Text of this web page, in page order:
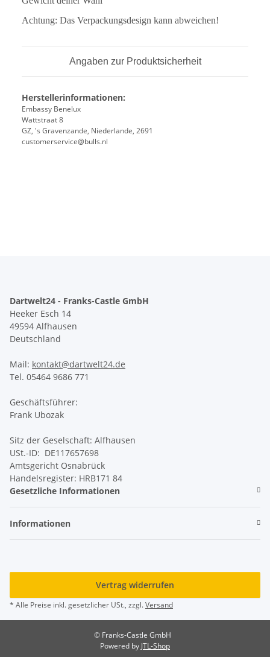
Achtung: Das Verpackungsdesign kann abweichen!
Angaben zur Produktsicherheit
Herstellerinformationen:
Embassy Benelux
Wattstraat 8
GZ, 's Gravenzande, Niederlande, 2691
customerservice@bulls.nl
Dartwelt24 - Franks-Castle GmbH
Heeker Esch 14
49594 Alfhausen
Deutschland
Mail: kontakt@dartwelt24.de
Tel. 05464 9686 771
Geschäftsführer:
Frank Ubozak
Sitz der Geselschaft: Alfhausen
USt.-ID: DE117657698
Amtsgericht Osnabrück
Handelsregister: HRB171 84
Gesetzliche Informationen
Informationen
Vertrag widerrufen
* Alle Preise inkl. gesetzlicher USt., zzgl.Versand
© Franks-Castle GmbH
Powered by JTL-Shop